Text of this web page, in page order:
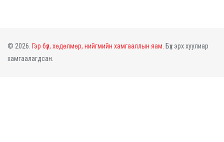
© 2026. Гэр бүл, хөдөлмөр, нийгмийн хамгааллын яам. Бүх эрх хуулиар
хамгаалагдсан.